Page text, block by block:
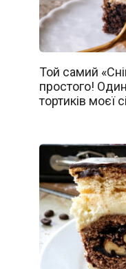
Той самий
простого!
тортиків моєї